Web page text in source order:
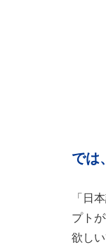
では
「日
プト
欲し